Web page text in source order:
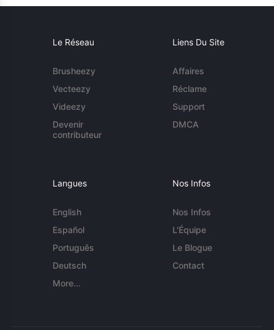
Le Réseau
Brusheezy
Vecteezy
Videezy
Devenir
contributeur
Liens Du Site
Affaires
Réclame
Support
DMCA
Langues
English
Español
Português
Deutsch
More...
Nos Infos
Nos Infos
L'Équipe
Le Blogue
Contact